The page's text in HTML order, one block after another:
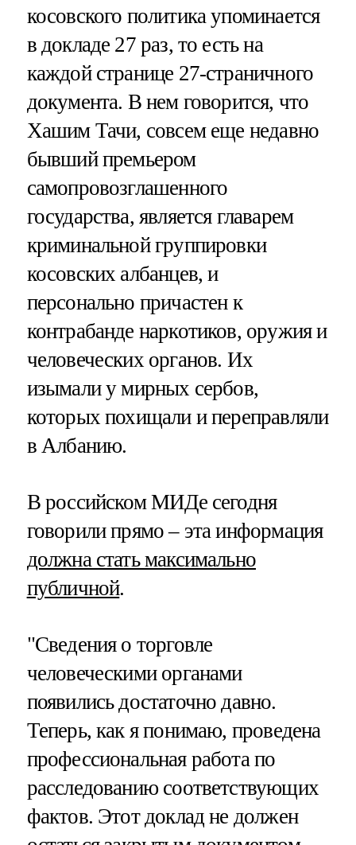
косовского политика упоминается
в докладе 27 раз, то есть на
каждой странице 27-страничного
документа. В нем говорится, что
Хашим Тачи, совсем еще недавно
бывший премьером
самопровозглашенного
государства, является главарем
криминальной группировки
косовских албанцев, и
персонально причастен к
контрабанде наркотиков, оружия и
человеческих органов. Их
изымали у мирных сербов,
которых похищали и переправляли
в Албанию.
В российском МИДе сегодня
говорили прямо – эта информация
должна стать максимально
публичной.
"Сведения о торговле
человеческими органами
появились достаточно давно.
Теперь, как я понимаю, проведена
профессиональная работа по
расследованию соответствующих
фактов. Этот доклад не должен